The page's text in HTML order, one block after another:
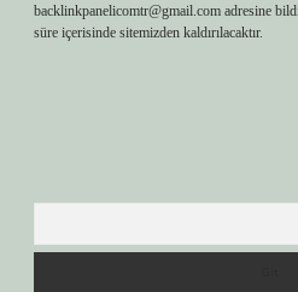
backlinkpanelicomtr@gmail.com adresine
süre içerisinde sitemizden kaldırılacaktır.